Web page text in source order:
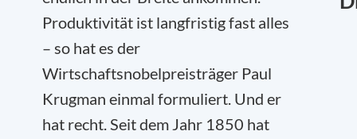
Produktivität ist langfristig fast alles
– so hat es der
Wirtschaftsnobelpreisträger Paul
Krugman einmal formuliert. Und er
hat recht. Seit dem Jahr 1850 hat